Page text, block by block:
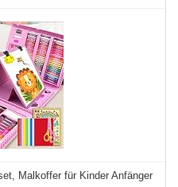
Malkoffer für Kinder Anfänger